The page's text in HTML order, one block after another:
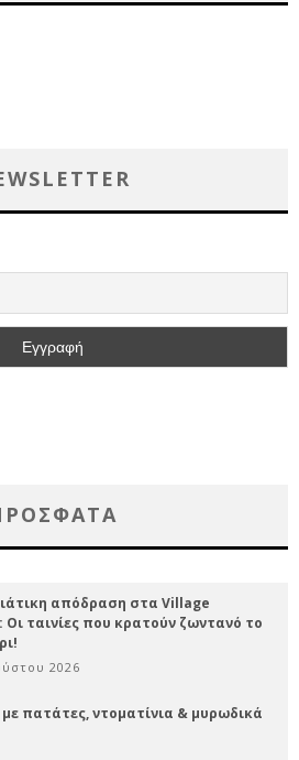
απόδραση στα Village
Οι ταινίες που κρατούν ζωντανό το
2026
πατάτες, ντοματίνια & μυρωδικά